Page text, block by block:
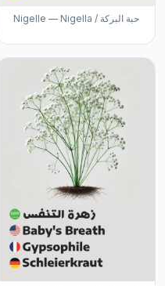
Nigelle — Nigella / حبة البركة